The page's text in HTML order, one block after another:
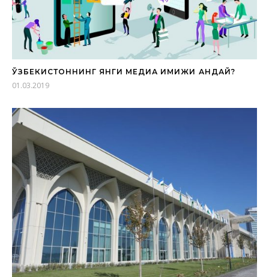
ЎЗБЕКИСТОННИНГ ЯНГИ МЕДИА ИМИЖИ ҚАНДАЙ?
01.03.2019